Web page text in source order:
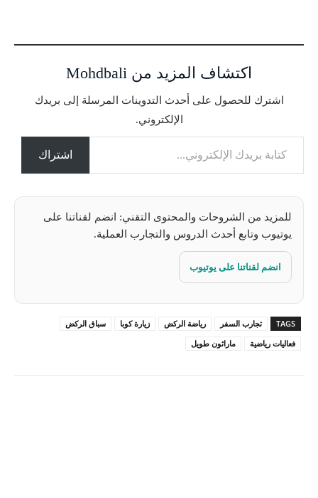
ي
ل
اكتشاف المزيد من Mohdbali
اشترك للحصول على أحدث التدوينات المرسلة إلى بريدك
الإلكتروني.
كتابة بريدك الإلكتروني...
اشتراك
للمزيد من الشروحات والمحتوى التقني: انضم لقناتنا على
يوتيوب وتابع أحدث الدروس والتجارب العملية.
انضم لقناتنا على يوتيوب
TAGS تجارب السفر رياضة الركض زيارة كوبا
سباق الركض
فعاليات رياضية
ماراثون طويل